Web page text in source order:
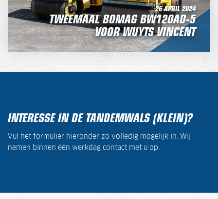
26 APRIL 2024
TWEEMAAL BOMAG BW120AD-5
VOOR WUYTS VINCENT
INTERESSE IN DE TANDEMWALS (KLEIN)?
Vul het formulier hieronder zo volledig mogelijk in. Wij
nemen binnen één werkdag contact met u op.